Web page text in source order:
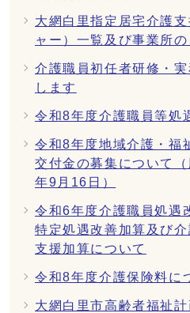
大網白里指定居宅介護
ャー）一覧及び事業所の
介護職員初任者研修・
します
令和8年度介護職員等処
令和8年度地域介護・福
交付金の募集について
年9月16日）
令和6年度介護職員処遇
特定処遇改善加算及び
支援加算について
令和8年度介護保険料に
大網白里市高齢者福祉